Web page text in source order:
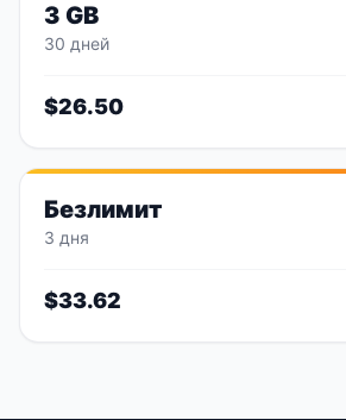
3 GB
30 дней
$26.50
Безлимит
3 дня
$33.62